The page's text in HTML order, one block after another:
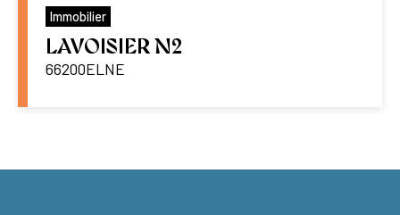
Immobilier
LAVOISIER N2
66200ELNE